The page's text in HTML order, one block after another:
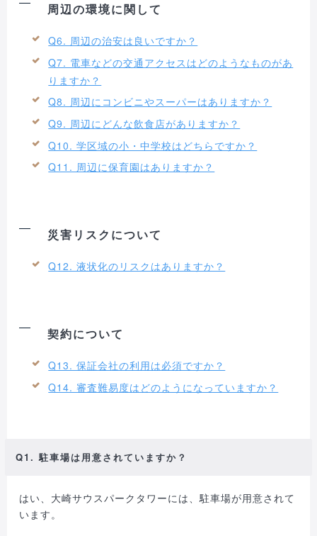
周辺の環境に関して
Q6. 周辺の治安は良いですか？
Q7. 電車などの交通アクセスはどのようなものがあ
りますか？
Q8. 周辺にコンビニやスーパーはありますか？
Q9. 周辺にどんな飲食店がありますか？
Q10. 学区域の小・中学校はどちらですか？
Q11. 周辺に保育園はありますか？
災害リスクについて
Q12. 液状化のリスクはありますか？
契約について
Q13. 保証会社の利用は必須ですか？
Q14. 審査難易度はどのようになっていますか？
Q1. 駐車場は用意されていますか？
はい、大崎サウスパークタワーには、駐車場が用意されて
います。